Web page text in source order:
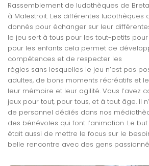
Rassemblement de ludothèques de
à Malestroit. Les différentes ludothèques
donnés pour échanger sur leur
le jeu sert à tous pour les tout-petits
pour les enfants cela permet de
compétences et de respecter les
règles sans lesquelles le jeu n’est pas
adultes, de bons moments récréatifs et
leur mémoire et leur agilité. Vous l’avez
jeux pour tout, pour tous, et à tout âge. Il
de personnel dédiés dans nos
des bénévoles qui font l’animation. Le
était aussi de mettre le focus sur le
belle rencontre avec des gens